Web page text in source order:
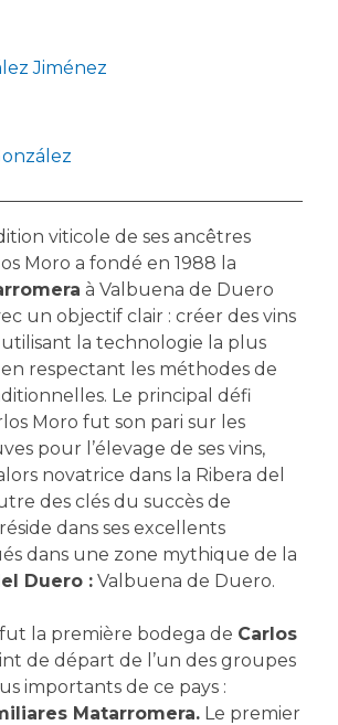
Jiménez
viticole de ses ancêtres
Moro a fondé en 1988 la
à Valbuena de Duero
un objectif clair : créer des vins
la technologie la plus
respectant les méthodes de
Le principal défi
Moro fut son pari sur les
pour l’élevage de ses vins,
novatrice dans la Ribera del
des clés du succès de
dans ses excellents
dans une zone mythique de la
Duero : Valbuena de Duero.
la première bodega de Carlos
de départ de l’un des groupes
importants de ce pays :
Matarromera. Le premier